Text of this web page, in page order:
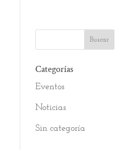
Categorías
Eventos
Noticias
Sin categoría